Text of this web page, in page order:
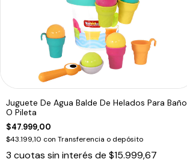
Juguete De Agua Balde De Helados Para Baño
O Pileta
$47.999,00
$43.199,10 con Transferencia o depósito
3 cuotas sin interés de $15.999,67